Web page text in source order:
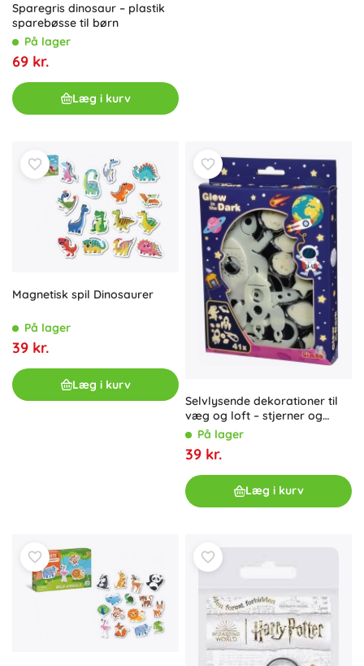
Sparegris dinosaur – plastik
sparebøsse til børn
På lager
69 kr.
Læg i kurv
Magnetisk spil Dinosaurer
På lager
39 kr.
Læg i kurv
Selvlysende dekorationer til
væg og loft – stjerner og
himmellegemer, 41 stk.
På lager
39 kr.
Læg i kurv